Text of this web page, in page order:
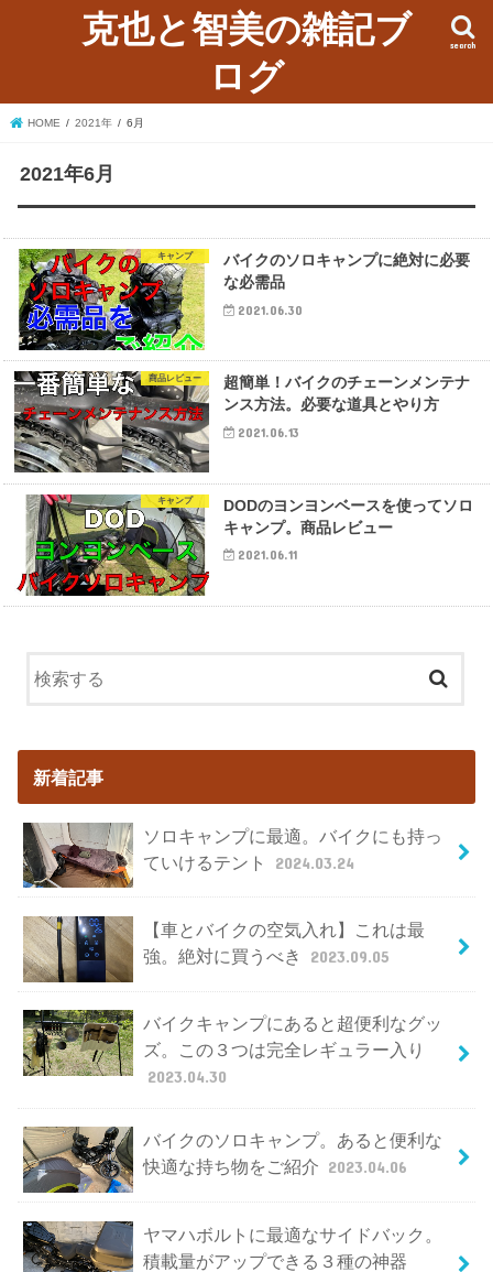
克也と智美の雑記ブ
ログ
search
HOME 2021年 6月
2021年6月
キャンプ
バイクのソロキャンプに絶対に必要
な必需品
2021.06.30
商品レビュー
超簡単！バイクのチェーンメンテナ
ンス方法。必要な道具とやり方
2021.06.13
キャンプ
DODのヨンヨンベースを使ってソロ
キャンプ。商品レビュー
2021.06.11
新着記事
ソロキャンプに最適。バイクにも持っ
ていけるテント
2024.03.24
【車とバイクの空気入れ】これは最
強。絶対に買うべき
2023.09.05
バイクキャンプにあると超便利なグッ
ズ。この３つは完全レギュラー入り
2023.04.30
バイクのソロキャンプ。あると便利な
快適な持ち物をご紹介 2023.04.06
ヤマハボルトに最適なサイドバック。
積載量がアップできる３種の神器